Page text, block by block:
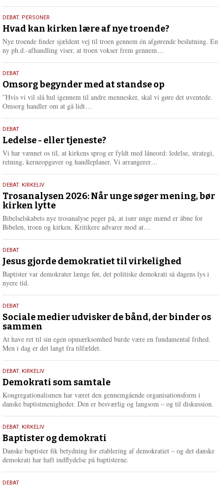
e
r
e
25.
juli
2026
DEBAT, PERSONER
Hvad kan kirken lære af nye troende?
Nye troende finder sjældent vej til troen gennem én afgørende beslutning. En
ny ph.d.-afhandling viser, at troen vokser frem gennem…
e
r
e
9.
juli
2026
DEBAT
Omsorg begynder med at standse op
”Hvis vi vil slå hul igennem til andre mennesker, skal vi gøre det uventede.
Omsorg handler om at gå lidt…
e
r
e
10.
juni
2026
DEBAT
Ledelse - eller tjeneste?
Vi har vænnet os til, at kirkens sprog er fyldt med låneord: ledelse, strategi,
retning, kerneopgaver og handleplaner. Vi arrangerer…
e
2.
juni
2026
DEBAT, KIRKELIV
Trosanalysen 2026: Når unge søger mening, bør
kirken lytte
Bibelselskabets nye trosanalyse peger på, at især unge mænd er åbne for
Bibelen, troen og kirken. Kritikere advarer mod at…
e
r
18.
maj
2026
DEBAT
Jesus gjorde demokratiet til virkelighed
Baptister var demokrater længe før, det politiske demokrati så dagens lys i
nyere tid.
18.
maj
2026
DEBAT
Sociale medier udvisker de bånd, der binder os
sammen
At have ret til sin egen opmærksomhed burde være en fundamental frihed.
Men i dag er det langt fra tilfældet.
18.
maj
2026
DEBAT, KIRKELIV
Demokrati som samtale
Kongregationalismen har været den gennemgående organisationsform i
danske baptistmenigheder. Den er besværlig og langsom – og til diskussion.
18.
maj
2026
DEBAT, KIRKELIV
Baptister og demokrati
Danske baptister fik betydning for etablering af demokratiet – og det danske
demokrati har haft indflydelse på baptisterne.
18.
DEBAT